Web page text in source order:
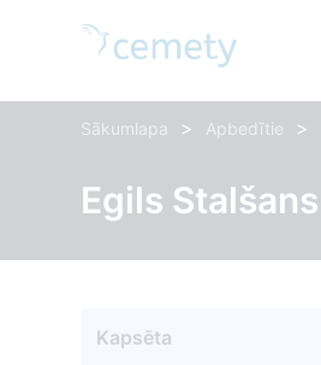
Sākumlapa > Apbedītie >
Egils Stalšans
Kapsēta